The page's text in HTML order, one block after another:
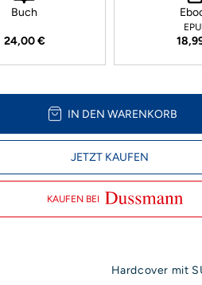
Buch
24,00 €
IN DEN WARENKORB
JETZT KAUFEN
KAUFEN BEI
Hardcover mit